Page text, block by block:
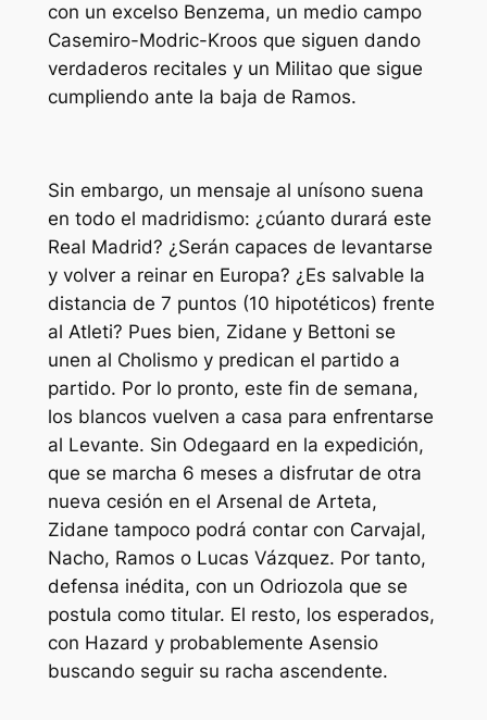
con un excelso Benzema, un medio campo
Casemiro-Modric-Kroos que siguen dando
verdaderos recitales y un Militao que sigue
cumpliendo ante la baja de Ramos.
Sin embargo, un mensaje al unísono suena
en todo el madridismo: ¿cúanto durará este
Real Madrid? ¿Serán capaces de levantarse
y volver a reinar en Europa? ¿Es salvable la
distancia de 7 puntos (10 hipotéticos) frente
al Atleti? Pues bien, Zidane y Bettoni se
unen al Cholismo y predican el partido a
partido. Por lo pronto, este fin de semana,
los blancos vuelven a casa para enfrentarse
al Levante. Sin Odegaard en la expedición,
que se marcha 6 meses a disfrutar de otra
nueva cesión en el Arsenal de Arteta,
Zidane tampoco podrá contar con Carvajal,
Nacho, Ramos o Lucas Vázquez. Por tanto,
defensa inédita, con un Odriozola que se
postula como titular. El resto, los esperados,
con Hazard y probablemente Asensio
buscando seguir su racha ascendente.